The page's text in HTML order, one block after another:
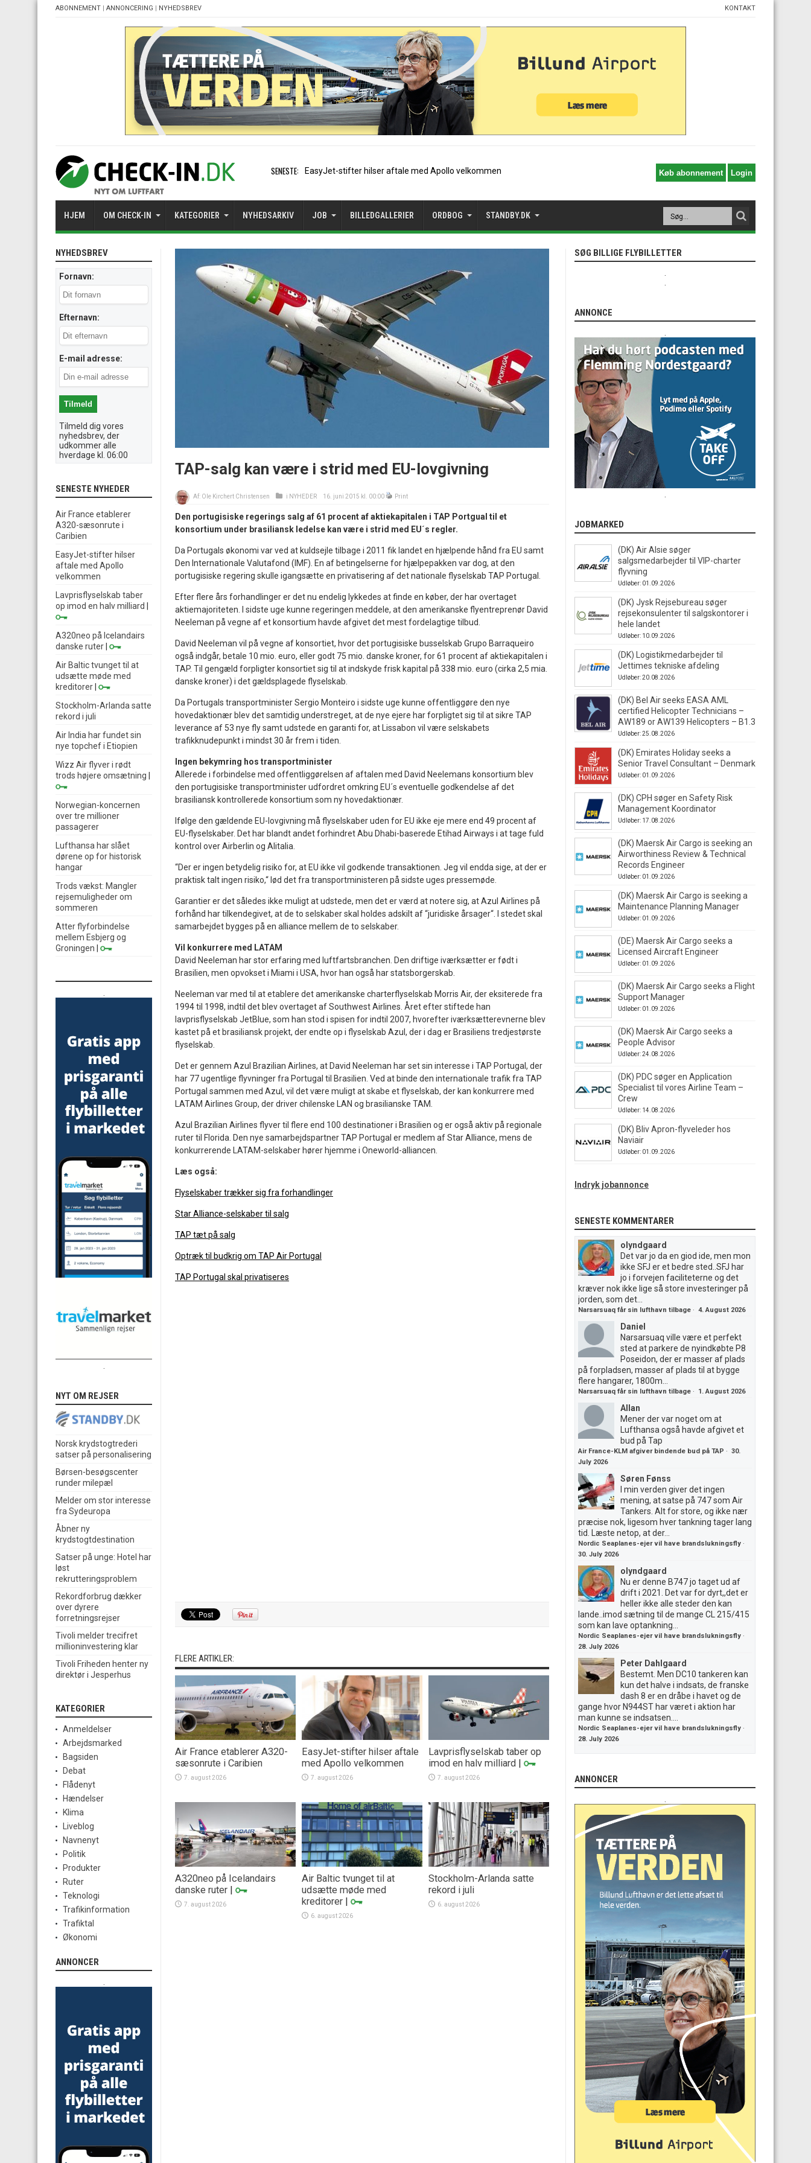
ABONNEMENT | ANNONCERING | NYHEDSBREV KONTAKT
SENESTE: Air France etablerer A320-
HJEM OM CHECK-IN KATEGORIER NYHEDSARKIV JOB BILLEDGALLERIER ORDBOG STANDBY.DK
TAP-salg kan være i strid med EU-lovgivning
Af: Ole Kirchert Christensen i NYHEDER 16. juni 2015 kl. 00:00 Print
Den portugisiske regerings salg af 61 procent af aktiekapitalen i TAP Portgual til et
konsortium under brasiliansk ledelse kan være i strid med EU´s regler.
Da Portugals økonomi var ved at kuldsejle tilbage i 2011 fik landet en hjælpende hånd fra EU samt
Den Internationale Valutafond (IMF). En af betingelserne for hjælpepakken var dog, at den
portugisiske regering skulle igangsætte en privatisering af det nationale flyselskab TAP Portugal.
Efter flere års forhandlinger er det nu endelig lykkedes at finde en køber, der har overtaget
aktiemajoriteten. I sidste uge kunne regeringen meddele, at den amerikanske flyentreprenør David
Neeleman på vegne af et konsortium havde afgivet det mest fordelagtige tilbud.
David Neeleman vil på vegne af konsortiet, hvor det portugisiske busselskab Grupo Barraqueiro
også indgår, betale 10 mio. euro, eller godt 75 mio. danske kroner, for 61 procent af aktiekapitalen i
TAP. Til gengæld forpligter konsortiet sig til at indskyde frisk kapital på 338 mio. euro (cirka 2,5 mia.
danske kroner) i det gældsplagede flyselskab.
Da Portugals transportminister Sergio Monteiro i sidste uge kunne offentliggøre den nye
hovedaktionær blev det samtidig understreget, at de nye ejere har forpligtet sig til at sikre TAP
leverance af 53 nye fly samt udstede en garanti for, at Lissabon vil være selskabets
trafikknudepunkt i mindst 30 år frem i tiden.
Ingen bekymring hos transportminister
Allerede i forbindelse med offentliggørelsen af aftalen med David Neelemans konsortium blev
den portugisiske transportminister udfordret omkring EU´s eventuelle godkendelse af det
brasiliansk kontrollerede konsortium som ny hovedaktionær.
Ifølge den gældende EU-lovgivning må flyselskaber uden for EU ikke eje mere end 49 procent af
EU-flyselskaber. Det har blandt andet forhindret Abu Dhabi-baserede Etihad Airways i at tage fuld
kontrol over Airberlin og Alitalia.
“Der er ingen betydelig risiko for, at EU ikke vil godkende transaktionen. Jeg vil endda sige, at der er
praktisk talt ingen risiko,“ lød det fra transportministeren på sidste uges pressemøde.
Garantier er det således ikke muligt at udstede, men det er værd at notere sig, at Azul Airlines på
forhånd har tilkendegivet, at de to selskaber skal holdes adskilt af “juridiske årsager“. I stedet skal
samarbejdet bygges på en alliance mellem de to selskaber.
Vil konkurrere med LATAM
David Neeleman har stor erfaring med luftfartsbranchen. Den driftige iværksætter er født i
Brasilien, men opvokset i Miami i USA, hvor han også har statsborgerskab.
Neeleman var med til at etablere det amerikanske charterflyselskab Morris Air, der eksiterede fra
1994 til 1998, indtil det blev overtaget af Southwest Airlines. Året efter stiftede han
lavprisflyselskab JetBlue, som han stod i spisen for indtil 2007, hvorefter iværksætterevnerne blev
kastet på et brasiliansk projekt, der endte op i flyselskab Azul, der i dag er Brasiliens tredjestørste
flyselskab.
Det er gennem Azul Brazilian Airlines, at David Neeleman har set sin interesse i TAP Portugal, der
har 77 ugentlige flyvninger fra Portugal til Brasilien. Ved at binde den internationale trafik fra TAP
Portugal sammen med Azul, vil det være muligt at skabe et flyselskab, der kan konkurrere med
LATAM Airlines Group, der driver chilenske LAN og brasilianske TAM.
Azul Brazilian Airlines flyver til flere end 100 destinationer i Brasilien og er også aktiv på regionale
ruter til Florida. Den nye samarbejdspartner TAP Portugal er medlem af Star Alliance, mens de
konkurrerende LATAM-selskaber hører hjemme i Oneworld-alliancen.
Læs også:
Flyselskaber trækker sig fra forhandlinger
Star Alliance-selskaber til salg
TAP tæt på salg
Optræk til budkrig om TAP Air Portugal
TAP Portugal skal privatiseres
FLERE ARTIKLER:
Air France etablerer A320-
sæsonrute i Caribien
7. august 2026
EasyJet-stifter hilser aftale
med Apollo velkommen
7. august 2026
Lavprisflyselskab taber op
imod en halv milliard |
7. august 2026
A320neo på Icelandairs
danske ruter |
7. august 2026
Air Baltic tvunget til at
udsætte møde med
kreditorer |
6. august 2026
Stockholm-Arlanda satte
rekord i juli
6. august 2026
NYHEDSBREV
Fornavn:
Efternavn:
E-mail adresse:
Tilmeld dig vores
nyhedsbrev, der
udkommer alle
hverdage kl. 06:00
SENESTE NYHEDER
Air France etablerer
A320-sæsonrute i
Caribien
EasyJet-stifter hilser
aftale med Apollo
velkommen
Lavprisflyselskab taber
op imod en halv milliard
A320neo på Icelandairs
danske ruter
Air Baltic tvunget til at
udsætte møde med
kreditorer
Stockholm-Arlanda satte
rekord i juli
Air India har fundet sin
nye topchef i Etiopien
Wizz Air flyver i rødt
trods højere omsætning
Norwegian-koncernen
over tre millioner
passagerer
Lufthansa har slået
dørene op for historisk
hangar
Trods vækst: Mangler
rejsemuligheder om
sommeren
Atter flyforbindelse
mellem Esbjerg og
Groningen
NYT OM REJSER
Norsk krydstogtrederi
satser på personalisering
Børsen-besøgscenter
runder milepæl
Melder om stor interesse
fra Sydeuropa
Åbner ny
krydstogtdestination
Satser på unge: Hotel har
løst
rekrutteringsproblem
Rekordforbrug dækker
over dyrere
forretningsrejser
Tivoli melder trecifret
millioninvestering klar
Tivoli Friheden henter ny
direktør i Jesperhus
KATEGORIER
Anmeldelser
Arbejdsmarked
Bagsiden
Debat
Flådenyt
Hændelser
Klima
Liveblog
Navnenyt
Politik
Produkter
Ruter
Teknologi
Trafikinformation
Trafiktal
Økonomi
ANNONCER
SØG BILLIGE FLYBILLETTER
ANNONCE
JOBMARKED
(DK) Air Alsie søger
salgsmedarbejder til VIP-charter
flyvning
Udløber: 01.09.2026
(DK) Jysk Rejsebureau søger
rejsekonsulenter til salgskontorer i
hele landet
Udløber: 10.09.2026
(DK) Logistikmedarbejder til
Jettimes tekniske afdeling
Udløber: 20.08.2026
(DK) Bel Air seeks EASA AML
certified Helicopter Technicians –
AW189 or AW139 Helicopters – B1.3
Udløber: 25.08.2026
(DK) Emirates Holiday seeks a
Senior Travel Consultant – Denmark
Udløber: 01.09.2026
(DK) CPH søger en Safety Risk
Management Koordinator
Udløber: 17.08.2026
(DK) Maersk Air Cargo is seeking an
Airworthiness Review & Technical
Records Engineer
Udløber: 01.09.2026
(DK) Maersk Air Cargo is seeking a
Maintenance Planning Manager
Udløber: 01.09.2026
(DE) Maersk Air Cargo seeks a
Licensed Aircraft Engineer
Udløber: 01.09.2026
(DK) Maersk Air Cargo seeks a Flight
Support Manager
Udløber: 01.09.2026
(DK) Maersk Air Cargo seeks a
People Advisor
Udløber: 24.08.2026
(DK) PDC søger en Application
Specialist til vores Airline Team –
Crew
Udløber: 14.08.2026
(DK) Bliv Apron-flyveleder hos
Naviair
Udløber: 01.09.2026
Indryk jobannonce
SENESTE KOMMENTARER
olyndgaard
Det var jo da en giod ide, men mon
ikke SFJ er et bedre sted..SFJ har
jo i forvejen faciliteterne og det
kræver nok ikke lige så store investeringer på
jorden, som det...
Narsarsuaq får sin lufthavn tilbage · 4. August 2026
Daniel
Narsarsuaq ville være et perfekt
sted at parkere de nyindkøbte P8
Poseidon, der er masser af plads
på forpladsen, masser af plads til at bygge
flere hangarer, 1800m...
Narsarsuaq får sin lufthavn tilbage · 1. August 2026
Allan
Mener der var noget om at
Lufthansa også havde afgivet et
bud på Tap
Air France-KLM afgiver bindende bud på TAP · 30.
July 2026
Søren Fønss
I min verden giver det ingen
mening, at satse på 747 som Air
Tankers. Alt for store, og ikke nær
præcise nok, ligesom hver tankning tager lang
tid. Læste netop, at der...
Nordic Seaplanes-ejer vil have brandslukningsfly ·
30. July 2026
olyndgaard
Nu er denne B747 jo taget ud af
drift i 2021. Det var for dyrt,,det er
heller ikke alle steder den kan
lande..imod sætning til de mange CL 215/415
som kan lave optankning...
Nordic Seaplanes-ejer vil have brandslukningsfly ·
28. July 2026
Peter Dahlgaard
Bestemt. Men DC10 tankeren kan
kun det halve i indsats, de franske
dash 8 er en dråbe i havet og de
gange hvor N944ST har været i aktion har
man kunne se indsatsen....
Nordic Seaplanes-ejer vil have brandslukningsfly ·
28. July 2026
ANNONCER